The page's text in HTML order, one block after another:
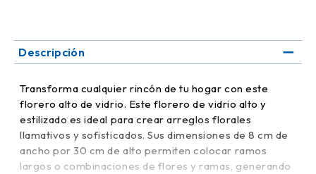
Descripción
Transforma cualquier rincón de tu hogar con este
florero alto de vidrio. Este florero de vidrio alto y
estilizado es ideal para crear arreglos florales
llamativos y sofisticados. Sus dimensiones de 8 cm de
ancho por 30 cm de alto permiten colocar ramos
largos o combinaciones de flores y ramas, generando